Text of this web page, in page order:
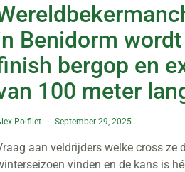
Benidorm
bergop en
100 meter
Polfliet September 29, 2025
aan veldrijders welke cross ze
vinden en de kans is